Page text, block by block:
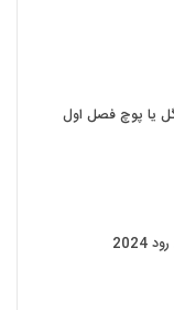
گل یا پوچ فصل اول